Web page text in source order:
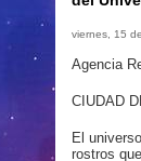
viernes, 15
Agencia
CIUDAD
El
rostros